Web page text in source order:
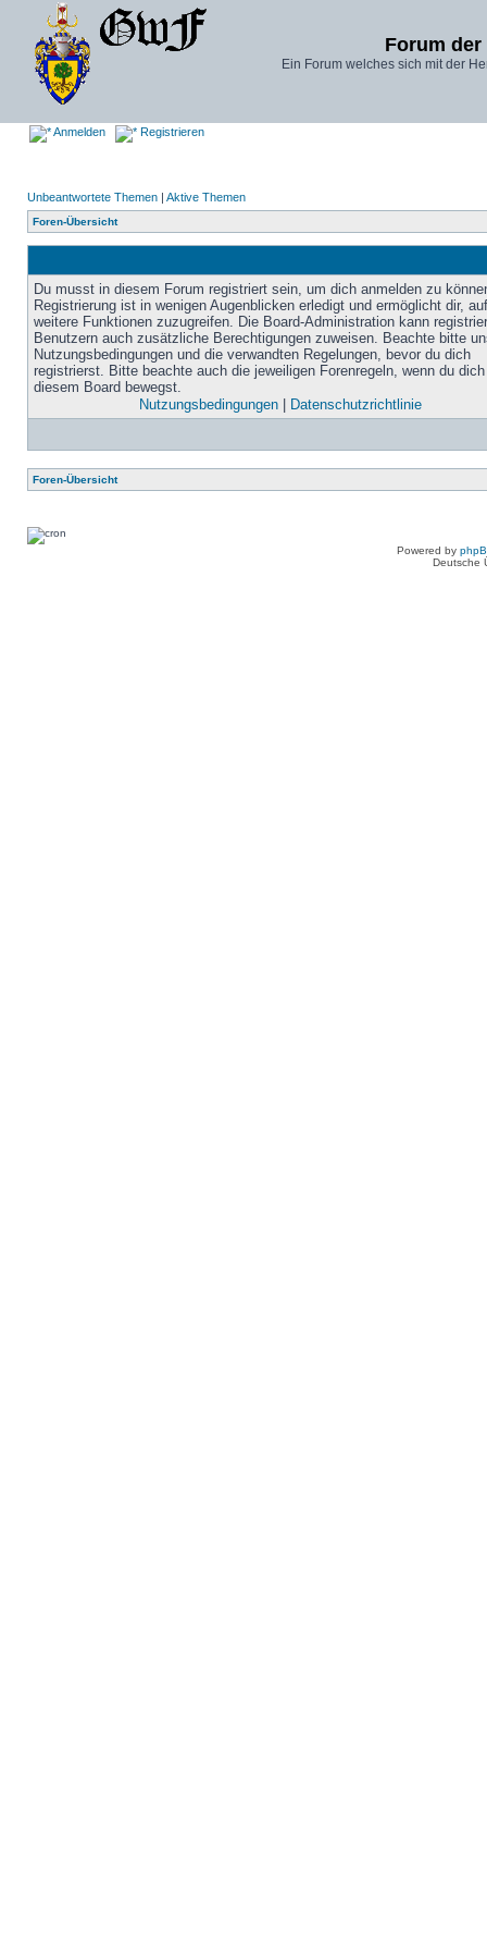
Forum
Ein Forum welches sich mit der
Anmelden Registrieren
Unbeantwortete Themen | Aktive Themen
Foren-Übersicht
Du musst in diesem Forum registriert sein, um dich anmelden zu
Registrierung ist in wenigen Augenblicken erledigt und ermöglicht dir, auf
weitere Funktionen zuzugreifen. Die Board-Administration kann
Benutzern auch zusätzliche Berechtigungen zuweisen. Beachte bitte
Nutzungsbedingungen und die verwandten Regelungen, bevor du dich
registrierst. Bitte beachte auch die jeweiligen Forenregeln, wenn du
diesem Board bewegst.
Nutzungsbedingungen| Datenschutzrichtlinie
Foren-Übersicht
Powered by
Deutsche